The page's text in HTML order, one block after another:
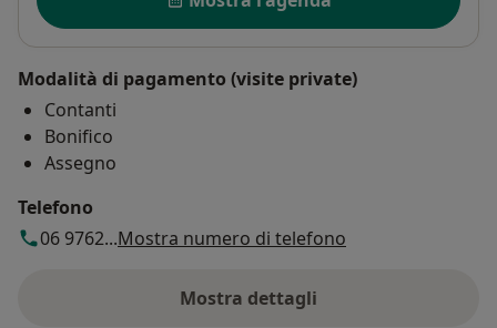
Modalità di pagamento (visite private)
Contanti
Bonifico
Assegno
Telefono
06 9762...Mostra numero di telefono
Mostra dettagli
sull'indirizzo